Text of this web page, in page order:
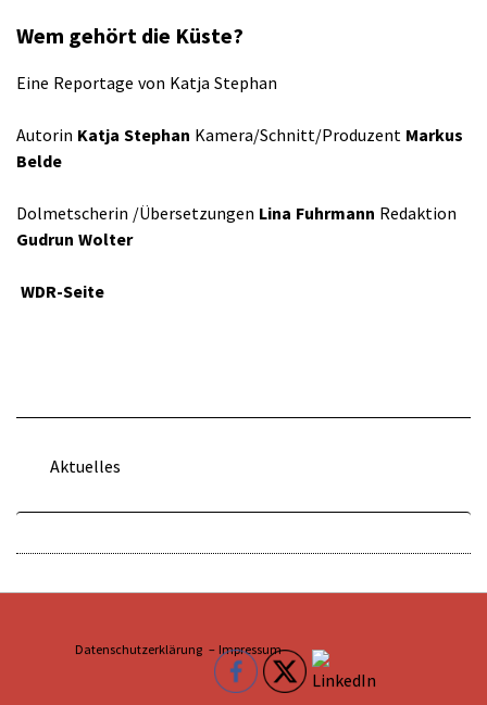
Wem gehört die Küste?
Eine Reportage von Katja Stephan
Autorin Katja Stephan Kamera/Schnitt/Produzent Markus
Belde
Dolmetscherin /Übersetzungen Lina Fuhrmann Redaktion
Gudrun Wolter
WDR-Seite
Aktuelles
Datenschutzerklärung – Impressum